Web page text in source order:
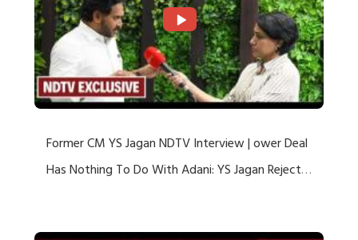
Former CM YS Jagan NDTV Interview | ower Deal
Has Nothing To Do With Adani: YS Jagan Rejects